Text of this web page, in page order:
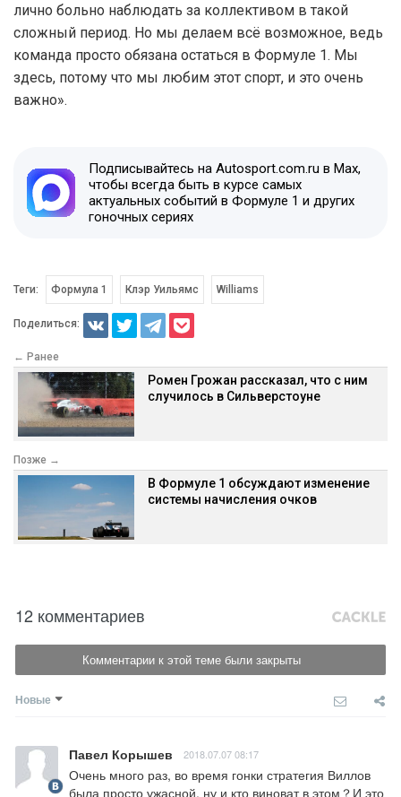
лично больно наблюдать за коллективом в такой
сложный период. Но мы делаем всё возможное, ведь
команда просто обязана остаться в Формуле 1. Мы
здесь, потому что мы любим этот спорт, и это очень
важно».
Подписывайтесь на Autosport.com.ru в Max,
чтобы всегда быть в курсе самых
актуальных событий в Формуле 1 и других
гоночных сериях
Теги: Формула 1 Клэр Уильямс Williams
Поделиться:
← Ранее
Ромен Грожан рассказал, что с ним
случилось в Сильверстоуне
Позже →
В Формуле 1 обсуждают изменение
системы начисления очков
12 комментариев
Комментарии к этой теме были закрыты
Новые
Павел Корышев 2018.07.07 08:17
Очень много раз, во время гонки стратегия Виллов
была просто ужасной, ну и кто виноват в этом？И это